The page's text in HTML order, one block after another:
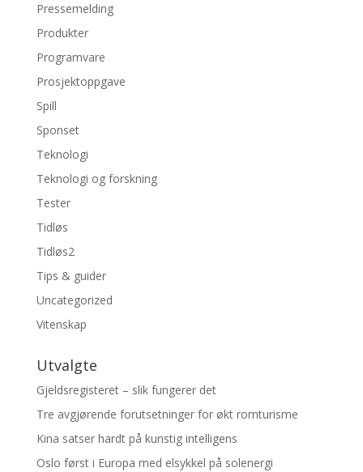
Pressemelding
Produkter
Programvare
Prosjektoppgave
Spill
Sponset
Teknologi
Teknologi og forskning
Tester
Tidløs
Tidløs2
Tips & guider
Uncategorized
Vitenskap
Utvalgte
Gjeldsregisteret – slik fungerer det
Tre avgjørende forutsetninger for økt romturisme
Kina satser hardt på kunstig intelligens
Oslo først i Europa med elsykkel på solenergi